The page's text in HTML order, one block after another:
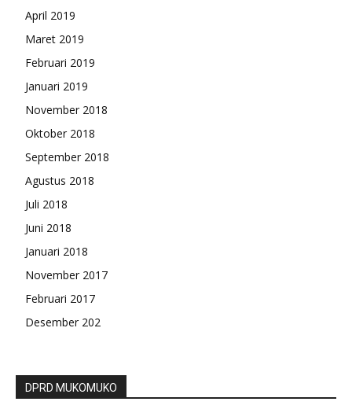
April 2019
Maret 2019
Februari 2019
Januari 2019
November 2018
Oktober 2018
September 2018
Agustus 2018
Juli 2018
Juni 2018
Januari 2018
November 2017
Februari 2017
Desember 202
DPRD MUKOMUKO